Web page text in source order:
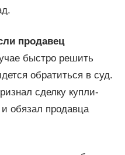
продавец
быстро решить
обратиться в суд.
сделку купли-
обязал продавца